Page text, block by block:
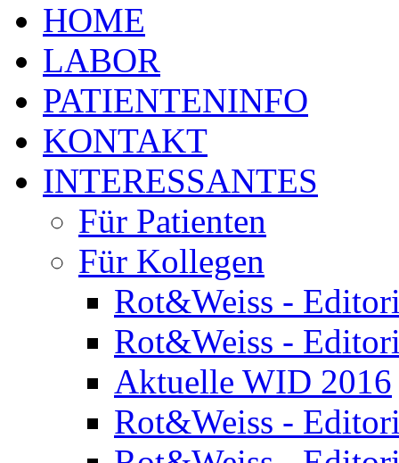
HOME
LABOR
PATIENTENINFO
KONTAKT
INTERESSANTES
Für Patienten
Für Kollegen
Rot&Weiss -
Rot&Weiss -
Aktuelle WID 2016
Rot&Weiss -